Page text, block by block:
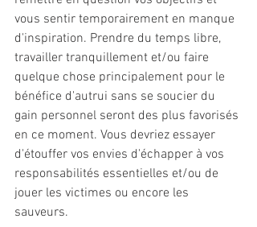
vous sentir temporairement en manque
d'inspiration. Prendre du temps libre,
travailler tranquillement et/ou faire
quelque chose principalement pour le
bénéfice d'autrui sans se soucier du
gain personnel seront des plus favorisés
en ce moment. Vous devriez essayer
d'étouffer vos envies d'échapper à vos
responsabilités essentielles et/ou de
jouer les victimes ou encore les
sauveurs.